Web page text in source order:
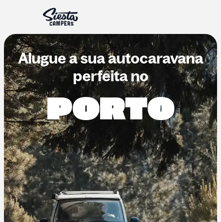
Alugue a sua autocaravana
perfeita no
PORTO